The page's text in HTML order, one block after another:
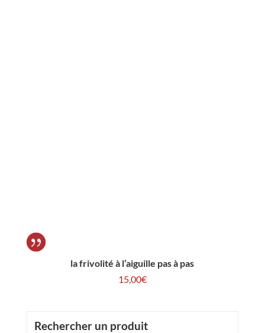
la frivolité à l’aiguille pas à pas
15,00€
Rechercher un produit